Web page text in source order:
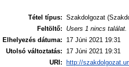
Tétel típus: Szakdolgozat
Feltöltő:
Users 1 nincs találat.
Elhelyezés dátuma:
17 Júni 2021 19:31
Utolsó változtatás:
17 Júni 2021 19:31
URI:
http://